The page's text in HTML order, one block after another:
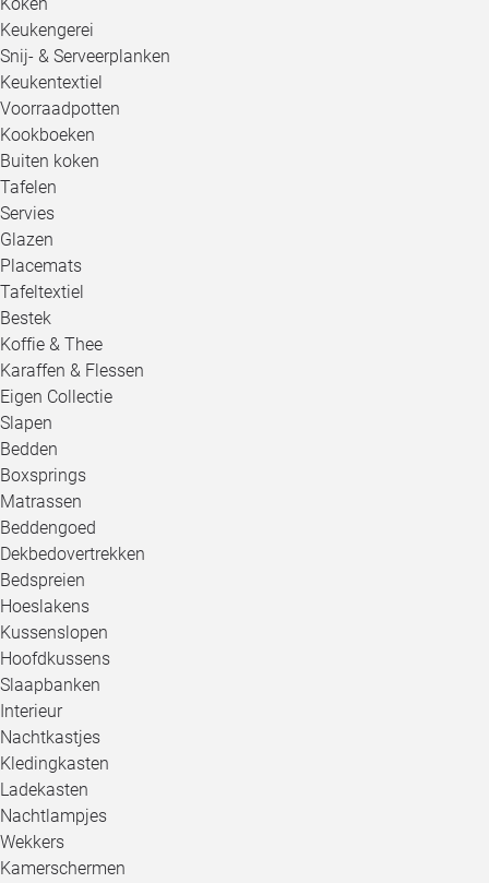
Keukengerei
Snij- & Serveerplanken
Keukentextiel
Voorraadpotten
Kookboeken
Buiten koken
Tafelen
Servies
Glazen
Placemats
Tafeltextiel
Bestek
Koffie & Thee
Karaffen & Flessen
Eigen Collectie
Slapen
Bedden
Boxsprings
Matrassen
Beddengoed
Dekbedovertrekken
Bedspreien
Hoeslakens
Kussenslopen
Hoofdkussens
Slaapbanken
Interieur
Nachtkastjes
Kledingkasten
Ladekasten
Nachtlampjes
Wekkers
Kamerschermen